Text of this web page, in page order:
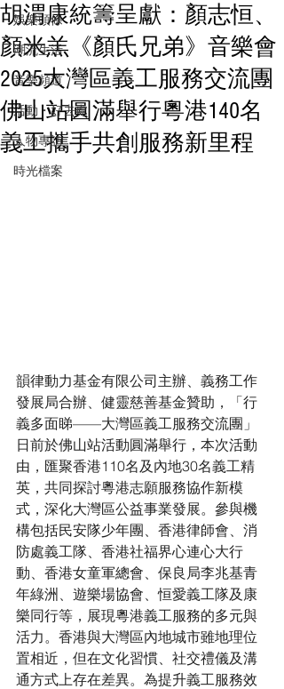
娛樂頭條
潮流生活
音樂頻道
活動・好去處
人物專訪
時光檔案
胡渭康統籌呈獻：顏志恒、
顏米羔《顏氏兄弟》音樂會
2025大灣區義工服務交流團
佛山站圓滿舉行粵港140名
義工攜手共創服務新里程
韻律動力基金有限公司主辦、義務工作
發展局合辦、健靈慈善基金贊助，「行
義多面睇——大灣區義工服務交流團」
日前於佛山站活動圓滿舉行，本次活動
由，匯聚香港110名及內地30名義工精
英，共同探討粵港志願服務協作新模
式，深化大灣區公益事業發展。參與機
構包括民安隊少年團、香港律師會、消
防處義工隊、香港社福界心連心大行
動、香港女童軍總會、保良局李兆基青
年綠洲、遊樂場協會、恒愛義工隊及康
樂同行等，展現粵港義工服務的多元與
活力。香港與大灣區內地城市雖地理位
置相近，但在文化習慣、社交禮儀及溝
通方式上存在差異。為提升義工服務效